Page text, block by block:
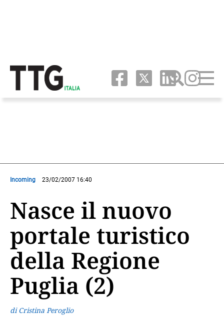
Incoming 23/02/2007 16:40
Nasce il nuovo
portale turistico
della Regione
Puglia (2)
di Cristina Peroglio